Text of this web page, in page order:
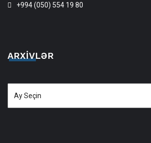
+994 (050) 554 19 80
ARXIVLƏR
Arxivlər